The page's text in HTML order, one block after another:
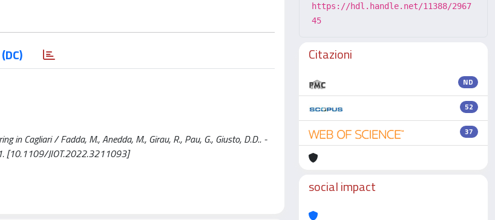
Cagliari / Fadda, M., Anedda, M., Girau, R., Pau, G., Giusto, D.D.. -
1. [10.1109/JIOT.2022.3211093]
https://hdl.handle.net/11388/2967
45
Citazioni
ND
52
37
social impact